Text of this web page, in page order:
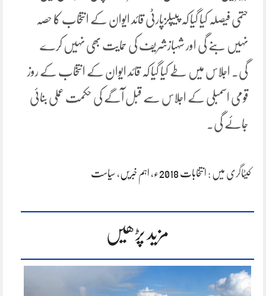
حتمی فیصلہ کیا گیا کہ پیپلزپارٹی قائد ایوان کے انتخاب کا حصہ
نہیں بنے گی اور شہبازشریف کی حمایت بھی نہیں کرے
گی۔ اجلاس میں طے کیا گیا کہ قائد ایوان کے انتخاب کے روز
قومی اسمبلی کے اجلاس سے قبل آگے کی حکمت عملی بنائی
جائے گی۔
کیٹاگری میں : انتخابات 2018ء ، اہم خبریں، سیاست
مزید پڑھیں